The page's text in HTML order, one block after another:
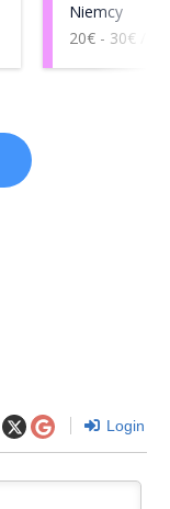
Niemcy
20€ - 30€ / h
Login